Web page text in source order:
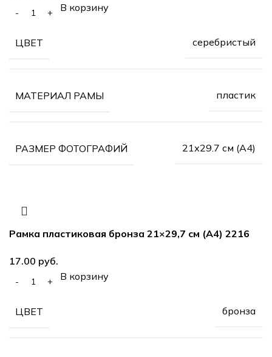
В корзину
ЦВЕТ серебристый
МАТЕРИАЛ РАМЫ пластик
РАЗМЕР ФОТОГРАФИЙ 21х29.7 см (А4)
Рамка пластиковая бронза 21×29,7 см (А4) 2216
руб.
В корзину
ЦВЕТ бронза